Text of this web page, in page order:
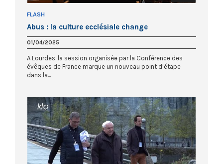
FLASH
Abus : la culture ecclésiale change
01/04/2025
A Lourdes, la session organisée par la Conférence des
évêques de France marque un nouveau point d’étape
dans la...